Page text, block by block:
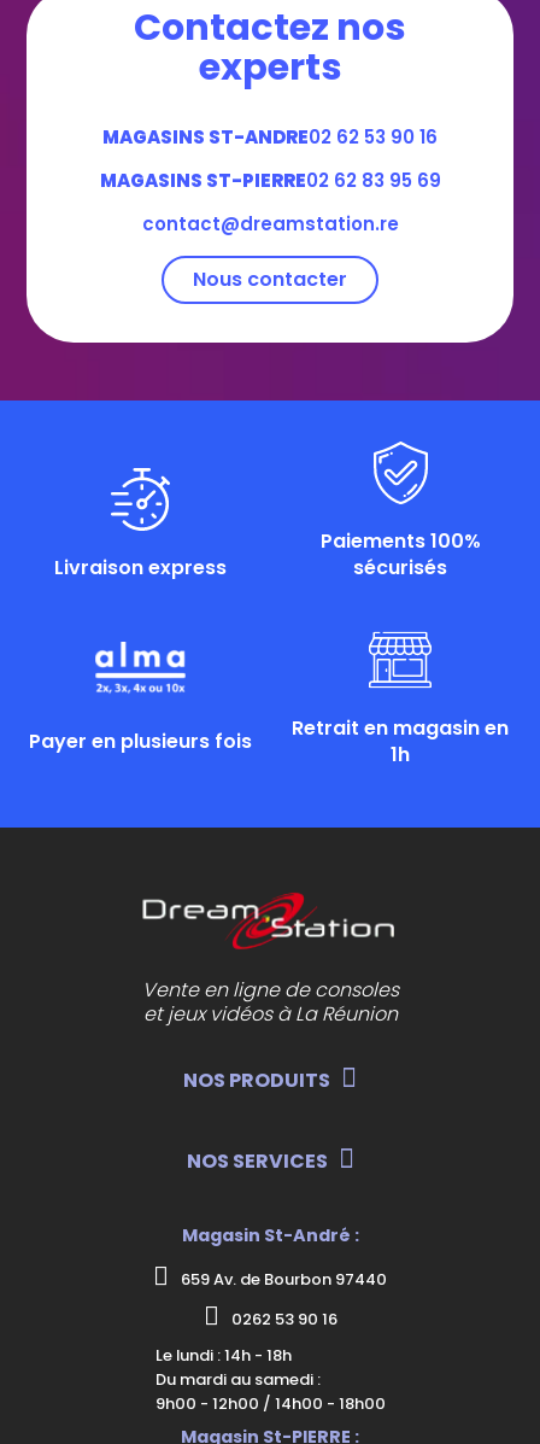
Contactez nos
experts
MAGASINS ST-ANDRE02 62 53 90 16
MAGASINS ST-PIERRE02 62 83 95 69
contact@dreamstation.re
Nous contacter
Livraison express
Paiements 100%
sécurisés
Payer en plusieurs fois
Retrait en magasin en
1h
Vente en ligne de consoles
et jeux vidéos à La Réunion
NOS PRODUITS
NOS SERVICES
Magasin St-André :
659 Av. de Bourbon 97440
0262 53 90 16
Le lundi : 14h - 18h
Du mardi au samedi :
9h00 - 12h00 / 14h00 - 18h00
Magasin St-PIERRE :